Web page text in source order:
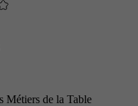
Métiers de la Table